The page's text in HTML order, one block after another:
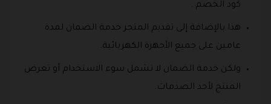
كود الخصم .
هذا بالإضافة إلى تقديم المتجر خدمة الضمان لمدة
عامين على جميع الأجهزة الكهربائية.
ولكن خدمة الضمان لا تشمل سوء الاستخدام أو تعرض
المنتج لأحد الصدمات.